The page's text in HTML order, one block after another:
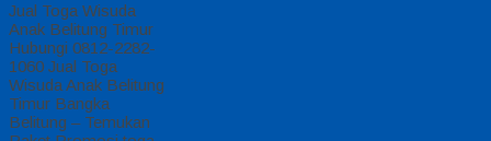
Jual Toga Wisuda
Anak Belitung Timur
Hubungi 0812-2282-
1060 Jual Toga
Wisuda Anak Belitung
Timur Bangka
Belitung – Temukan